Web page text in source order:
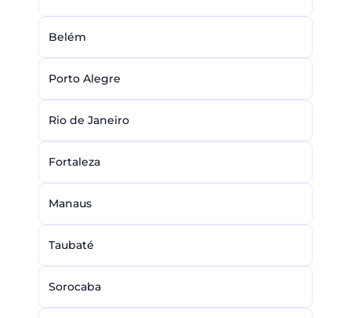
Belém
Porto Alegre
Rio de Janeiro
Fortaleza
Manaus
Taubaté
Sorocaba